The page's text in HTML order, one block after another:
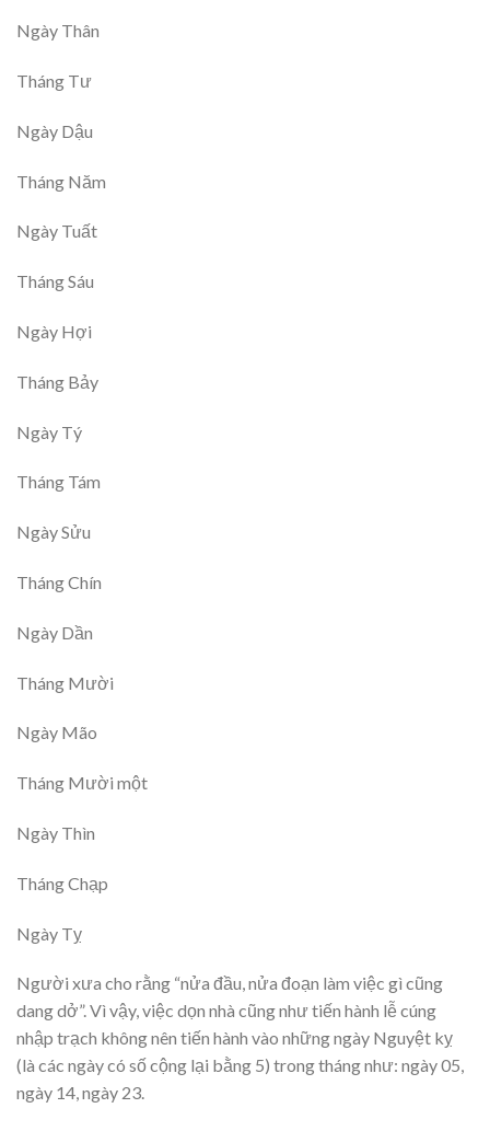
Ngày Thân
Tháng Tư
Ngày Dậu
Tháng Năm
Ngày Tuất
Tháng Sáu
Ngày Hợi
Tháng Bảy
Ngày Tý
Tháng Tám
Ngày Sửu
Tháng Chín
Ngày Dần
Tháng Mười
Ngày Mão
Tháng Mười một
Ngày Thìn
Tháng Chạp
Ngày Tỵ
Người xưa cho rằng “nửa đầu, nửa đoạn làm việc gì cũng
dang dở”. Vì vậy, việc dọn nhà cũng như tiến hành lễ cúng
nhập trạch không nên tiến hành vào những ngày Nguyệt kỵ
(là các ngày có số cộng lại bằng 5) trong tháng như: ngày 05,
ngày 14, ngày 23.